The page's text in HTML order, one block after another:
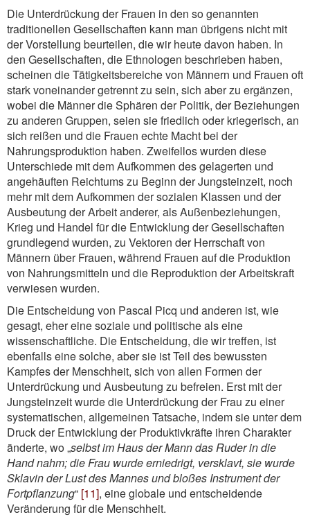
Die Unterdrückung der Frauen in den so genannten
traditionellen Gesellschaften kann man übrigens nicht mit
der Vorstellung beurteilen, die wir heute davon haben. In
den Gesellschaften, die Ethnologen beschrieben haben,
scheinen die Tätigkeitsbereiche von Männern und Frauen oft
stark voneinander getrennt zu sein, sich aber zu ergänzen,
wobei die Männer die Sphären der Politik, der Beziehungen
zu anderen Gruppen, seien sie friedlich oder kriegerisch, an
sich reißen und die Frauen echte Macht bei der
Nahrungsproduktion haben. Zweifellos wurden diese
Unterschiede mit dem Aufkommen des gelagerten und
angehäuften Reichtums zu Beginn der Jungsteinzeit, noch
mehr mit dem Aufkommen der sozialen Klassen und der
Ausbeutung der Arbeit anderer, als Außenbeziehungen,
Krieg und Handel für die Entwicklung der Gesellschaften
grundlegend wurden, zu Vektoren der Herrschaft von
Männern über Frauen, während Frauen auf die Produktion
von Nahrungsmitteln und die Reproduktion der Arbeitskraft
verwiesen wurden.
Die Entscheidung von Pascal Picq und anderen ist, wie
gesagt, eher eine soziale und politische als eine
wissenschaftliche. Die Entscheidung, die wir treffen, ist
ebenfalls eine solche, aber sie ist Teil des bewussten
Kampfes der Menschheit, sich von allen Formen der
Unterdrückung und Ausbeutung zu befreien. Erst mit der
Jungsteinzeit wurde die Unterdrückung der Frau zu einer
systematischen, allgemeinen Tatsache, indem sie unter dem
Druck der Entwicklung der Produktivkräfte ihren Charakter
änderte, wo „selbst im Haus der Mann das Ruder in die
Hand nahm; die Frau wurde erniedrigt, versklavt, sie wurde
Sklavin der Lust des Mannes und bloßes Instrument der
Fortpflanzung“ [11], eine globale und entscheidende
Veränderung für die Menschheit.